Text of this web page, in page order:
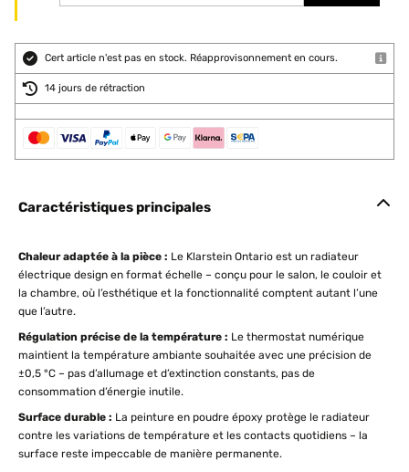
Cert article n'est pas en stock. Réapprovisonnement en cours.
14 jours de rétraction
Caractéristiques principales
Chaleur adaptée à la pièce : Le Klarstein Ontario est un radiateur
électrique design en format échelle – conçu pour le salon, le couloir et
la chambre, où l’esthétique et la fonctionnalité comptent autant l’une
que l’autre.
Régulation précise de la température : Le thermostat numérique
maintient la température ambiante souhaitée avec une précision de
±0,5 °C – pas d’allumage et d’extinction constants, pas de
consommation d’énergie inutile.
Surface durable : La peinture en poudre époxy protège le radiateur
contre les variations de température et les contacts quotidiens – la
surface reste impeccable de manière permanente.